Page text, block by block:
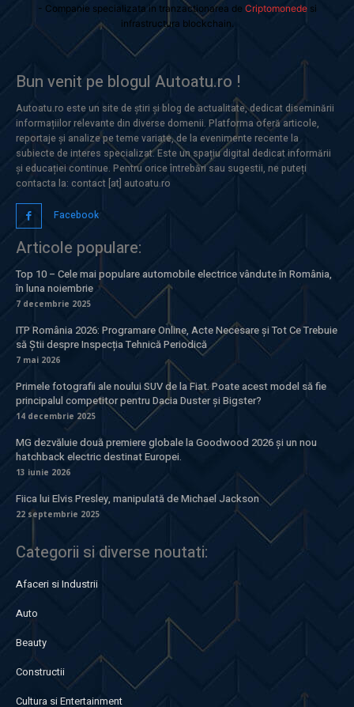
- Companie specializata in tranzactionarea de Criptomonedesi
infrastructura blockchain.
Bun venit pe blogul Autoatu.ro !
Autoatu.ro este un site de știri și blog de actualitate, dedicat diseminării
informațiilor relevante din diverse domenii. Platforma oferă articole,
reportaje și analize pe teme variate, de la evenimente recente la
subiecte de interes specializat. Este un spațiu digital dedicat informării
și educației continue. Pentru orice întrebări sau sugestii, ne puteți
contacta la: contact [at] autoatu.ro
Facebook
Articole populare:
Top 10 – Cele mai populare automobile electrice vândute în România,
în luna noiembrie
7 decembrie 2025
ITP România 2026: Programare Online, Acte Necesare și Tot Ce Trebuie
să Știi despre Inspecția Tehnică Periodică
7 mai 2026
Primele fotografii ale noului SUV de la Fiat. Poate acest model să fie
principalul competitor pentru Dacia Duster și Bigster?
14 decembrie 2025
MG dezvăluie două premiere globale la Goodwood 2026 și un nou
hatchback electric destinat Europei.
13 iunie 2026
Fiica lui Elvis Presley, manipulată de Michael Jackson
22 septembrie 2025
Categorii si diverse noutati:
Afaceri si Industrii
Auto
Beauty
Constructii
Cultura si Entertainment